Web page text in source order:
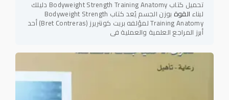
تحميل كتاب Bodyweight Strength Training Anatomy دليلك
لبناء القوة بوزن الجسم يُعد كتاب Bodyweight Strength
Training Anatomy لمؤلفه بريت كونتريرز (Bret Contreras) أحد
أبرز المراجع العلمية والعملية في